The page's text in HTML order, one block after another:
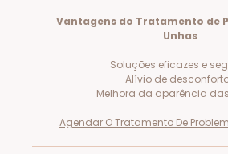
Vantagens do Tratamento de
Unhas
Soluções eficazes e
Alívio de
Melhora da aparência
Agendar O Tratamento De